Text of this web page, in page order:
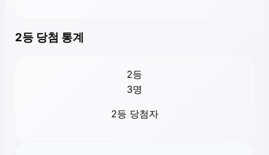
2등 당첨 통계
2등
3명
2등 당첨자